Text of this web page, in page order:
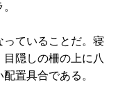
っていることだ。寝
隠しの柵の上に八
置具合である。